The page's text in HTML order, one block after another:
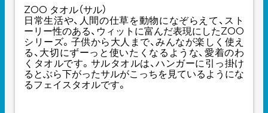
ZOO タオル（サル）
日常生活や、人間の仕草を動物になぞらえて、スト
ーリー性のある、ウィットに富んだ表現にしたZOO
シリーズ。子供から大人まで、みんなが楽しく使え
る、大切にずーっと使いたくなるような、愛着のわ
くタオルです。サルタオルは、ハンガーに引っ掛け
るとぶら下がったサルがこっちを見ているようにな
るフェイスタオルです。